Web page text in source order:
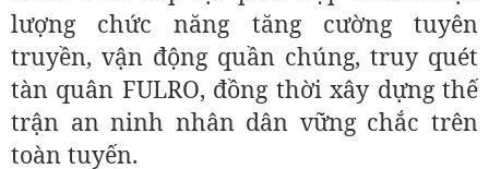
lượng chức năng tăng cường tuyên
truyền, vận động quần chúng, truy quét
tàn quân FULRO, đồng thời xây dựng thế
trận an ninh nhân dân vững chắc trên
toàn tuyến.